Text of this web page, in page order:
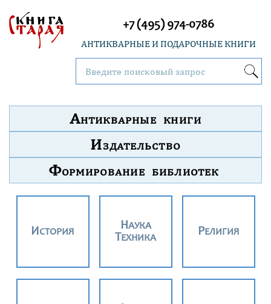
АНТИКВАРНЫЕ И ПОДАРОЧНЫЕ КНИГИ
+7 (495) 974-0786
АНТИКВАРНЫЕ КНИГИ
ИЗДАТЕЛЬСТВО
ФОРМИРОВАНИЕ БИБЛИОТЕК
ИСТОРИЯ
НАУКА
ТЕХНИКА
РЕЛИГИЯ